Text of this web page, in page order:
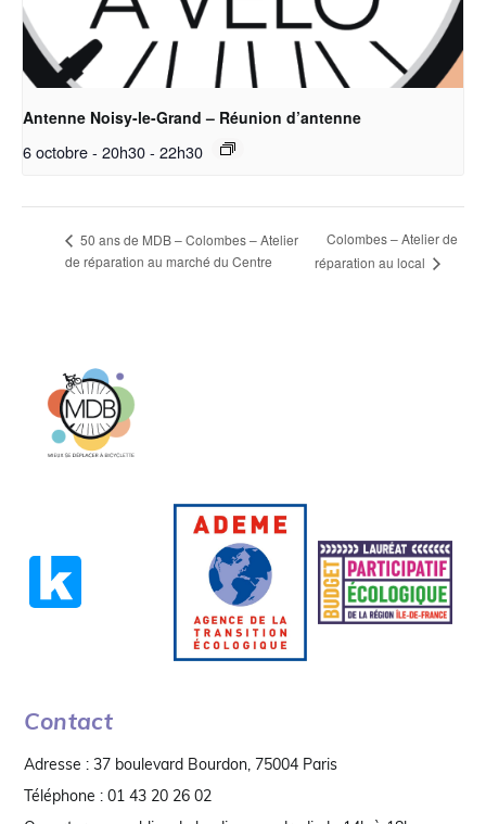
Antenne Noisy-le-Grand – Réunion d’antenne
6 octobre - 20h30- 22h30
50 ans de MDB – Colombes – Atelier
de réparation au marché du Centre
Colombes – Atelier de
réparation au local
Contact
Adresse : 37 boulevard Bourdon, 75004 Paris
Téléphone : 01 43 20 26 02